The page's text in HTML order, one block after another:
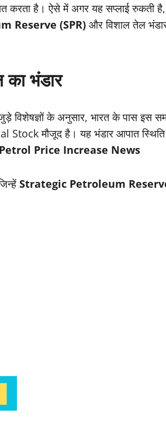
करता है। ऐसे में अगर यह सप्लाई रुकती है,
Reserve (SPR) और विशाल तेल
भंडार
के अनुसार, भारत के पास इस
मौजूद है। यह भंडार आपात
Petrol Price Increase News
Strategic Petroleum